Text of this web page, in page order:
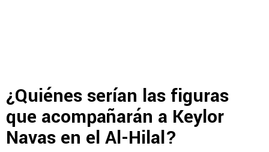
¿Quiénes serían las figuras
que acompañarán a Keylor
Navas en el Al-Hilal?